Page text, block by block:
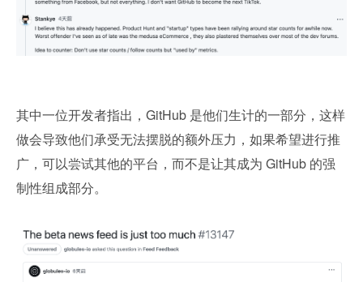
其中一位开发者指出，GitHub 是他们生计的一部分，这样
做会导致他们承受无法摆脱的额外压力，如果希望进行推
广，可以尝试其他的平台，而不是让其成为 GitHub 的强
制性组成部分。